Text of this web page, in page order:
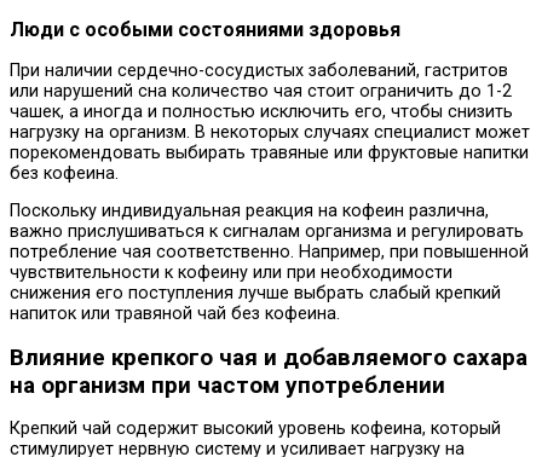
Люди с особыми состояниями здоровья
При наличии сердечно-сосудистых заболеваний, гастритов
или нарушений сна количество чая стоит ограничить до 1-2
чашек, а иногда и полностью исключить его, чтобы снизить
нагрузку на организм. В некоторых случаях специалист может
порекомендовать выбирать травяные или фруктовые напитки
без кофеина.
Поскольку индивидуальная реакция на кофеин различна,
важно прислушиваться к сигналам организма и регулировать
потребление чая соответственно. Например, при повышенной
чувствительности к кофеину или при необходимости
снижения его поступления лучше выбрать слабый крепкий
напиток или травяной чай без кофеина.
Влияние крепкого чая и добавляемого сахара
на организм при частом употреблении
Крепкий чай содержит высокий уровень кофеина, который
стимулирует нервную систему и усиливает нагрузку на